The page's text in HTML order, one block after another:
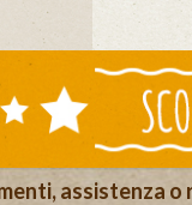
assistenza